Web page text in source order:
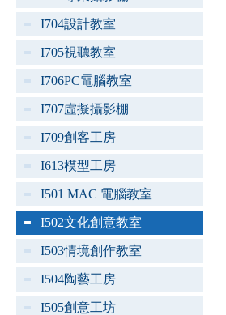
I704設計教室
I705視聽教室
I706PC電腦教室
I707虛擬攝影棚
I709創客工房
I613模型工房
I501 MAC 電腦教室
I502文化創意教室
I503情境創作教室
I504陶藝工房
I505創意工坊